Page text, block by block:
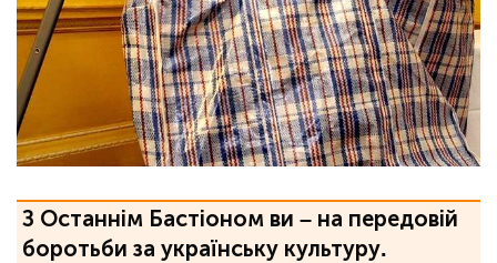
З Останнім Бастіоном ви – на передовій
боротьби за українську культуру.